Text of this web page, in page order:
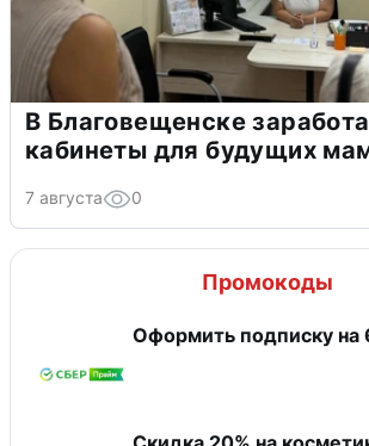
В Благовещенске
кабинеты для будущих
7 августа 0
Промокоды
Оформить подписку на